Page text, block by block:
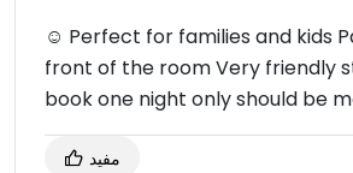
☺ Perfect for families and kids
front of the room Very friendly
book one night only should be
مفيد